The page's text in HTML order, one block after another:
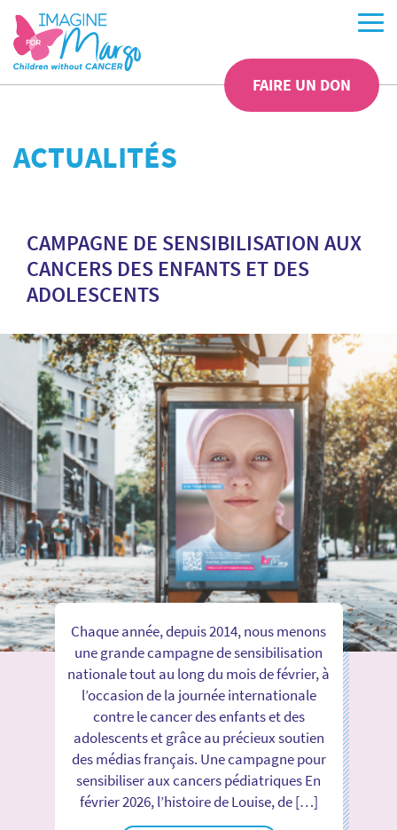
FAIRE UN DON
ACTUALITÉS
CAMPAGNE DE SENSIBILISATION AUX
CANCERS DES ENFANTS ET DES
ADOLESCENTS
Chaque année, depuis 2014, nous menons
une grande campagne de sensibilisation
nationale tout au long du mois de février, à
l’occasion de la journée internationale
contre le cancer des enfants et des
adolescents et grâce au précieux soutien
des médias français. Une campagne pour
sensibiliser aux cancers pédiatriques En
février 2026, l’histoire de Louise, de […]